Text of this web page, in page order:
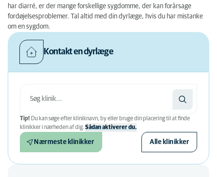
har diarré, er der mange forskellige sygdomme, der kan forårsage
fordøjelsesproblemer. Tal altid med din dyrlæge, hvis du har mistanke
om en sygdom.
Kontakt en dyrlæge
Tip! Du kan søge efter kliniknavn, by eller bruge din placering til at finde
klinikker i nærheden af ​​dig. Sådan aktiverer du.
Nærmeste klinikker Alle klinikker